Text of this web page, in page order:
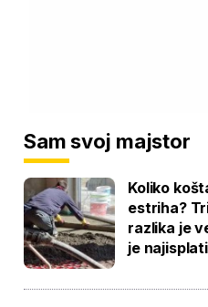
Sam svoj majstor
Koliko
estriha?
razlika je
je